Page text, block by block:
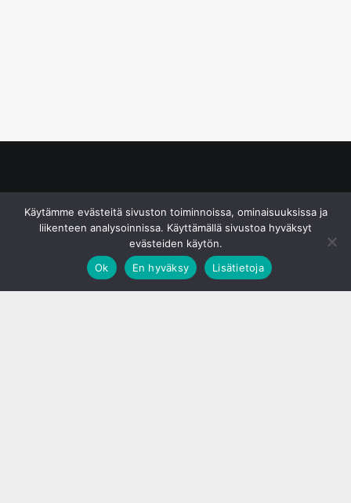
Käytämme evästeitä sivuston toiminnoissa, ominaisuuksissa ja
liikenteen analysoinnissa. Käyttämällä sivustoa hyväksyt
evästeiden käytön.
Ok
En hyväksy Lisätietoja